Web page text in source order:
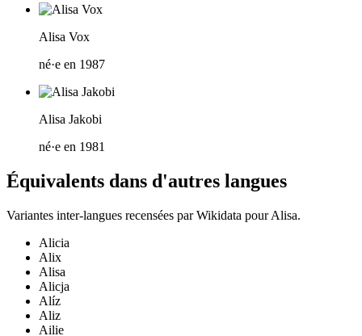
Alisa Vox
né·e en 1987
Alisa Jakobi
né·e en 1981
Équivalents dans d'autres langues
Variantes inter-langues recensées par Wikidata pourAlisa.
Alicia
Alix
Alisa
Alicja
Alíz
Aliz
Ailie